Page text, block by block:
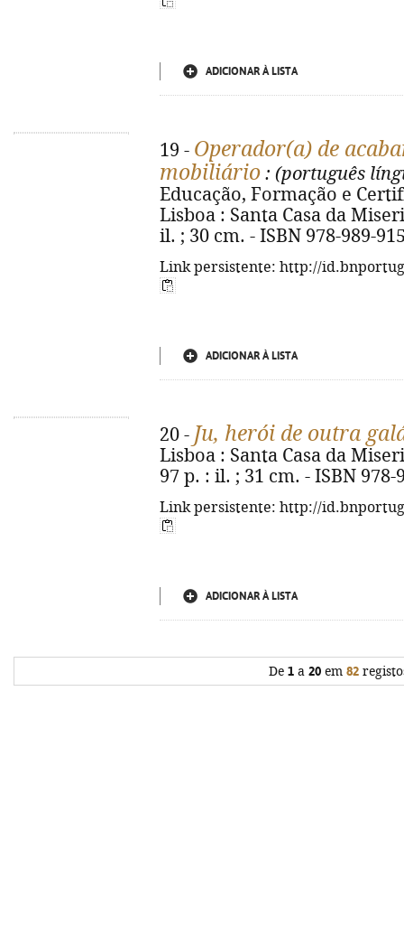
ADICIONAR À LISTA
19 - Operador(a) de
mobiliário : (português
Educação, Formação e
Lisboa : Santa Casa da
il. ; 30 cm. - ISBN 978-989-
Link persistente: http://
ADICIONAR À LISTA
20 - Ju, herói de outra
Lisboa : Santa Casa da
97 p. : il. ; 31 cm. - ISBN 978-
Link persistente: http://
ADICIONAR À LISTA
De 1a 20em 82